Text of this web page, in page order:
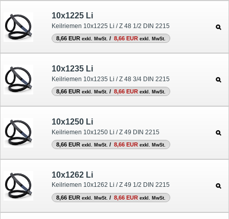
10x1225 Li
Keilriemen 10x1225 Li / Z 48 1/2 DIN 2215
8,66 EUR exkl. MwSt. / 8,66 EUR exkl. MwSt.
10x1235 Li
Keilriemen 10x1235 Li / Z 48 3/4 DIN 2215
8,66 EUR exkl. MwSt. / 8,66 EUR exkl. MwSt.
10x1250 Li
Keilriemen 10x1250 Li / Z 49 DIN 2215
8,66 EUR exkl. MwSt. / 8,66 EUR exkl. MwSt.
10x1262 Li
Keilriemen 10x1262 Li / Z 49 1/2 DIN 2215
8,66 EUR exkl. MwSt. / 8,66 EUR exkl. MwSt.